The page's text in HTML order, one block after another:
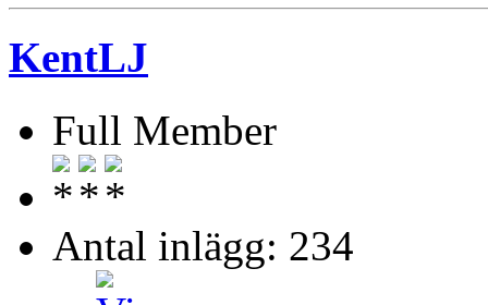
KentLJ
Full Member
Antal inlägg: 234